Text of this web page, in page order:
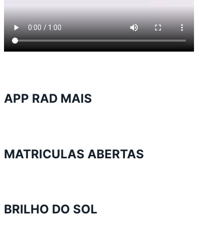
APP RAD MAIS
MATRICULAS ABERTAS
BRILHO DO SOL